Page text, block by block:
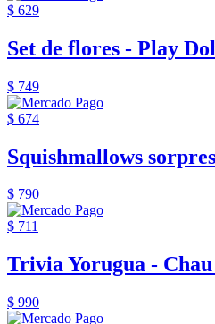
$ 629
Set de flores - Play
$ 749
$ 674
Squishmallows
$ 790
$ 711
Trivia Yorugua -
$ 990